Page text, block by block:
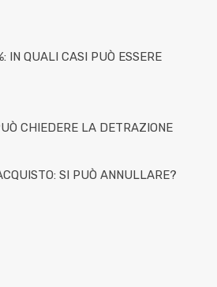
IN QUALI CASI PUÒ ESSERE
CHIEDERE LA DETRAZIONE
SI PUÒ ANNULLARE?